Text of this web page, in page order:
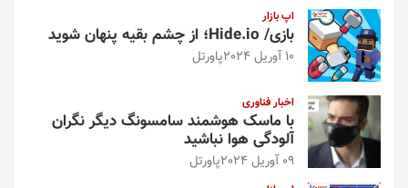
اپ بازار
بازی/ Hide.io؛ از چشم بقیه پنهان شوید
10 آوریل 2024 پاورتل
اخبار فناوری
با ماسک هوشمند سامسونگ دیگر نگران
آلودگی هوا نباشید
09 آوریل 2024 پاورتل